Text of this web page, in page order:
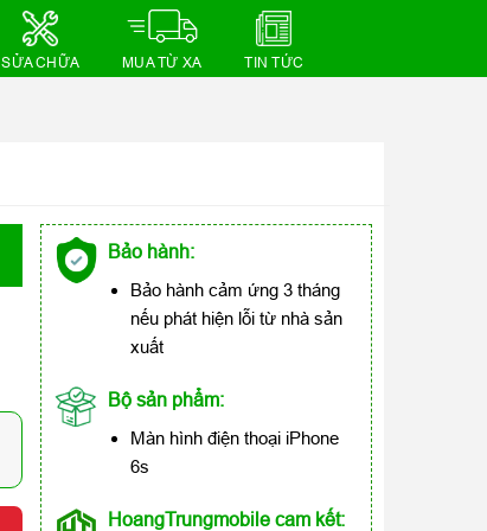
SỬA CHỮA MUA TỪ XA TIN TỨC
Bảo hành:
Bảo hành cảm ứng 3 tháng
nếu phát hiện lỗi từ nhà sản
xuất
Bộ sản phẩm:
Màn hình điện thoại iPhone
6s
HoangTrungmobile cam kết: